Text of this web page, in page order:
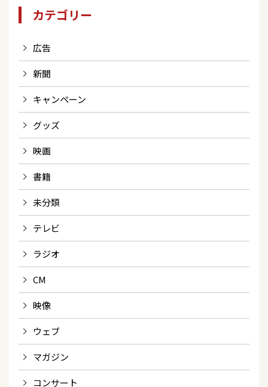
カテゴリー
広告
新聞
キャンペーン
グッズ
映画
書籍
未分類
テレビ
ラジオ
CM
映像
ウェブ
マガジン
コンサート